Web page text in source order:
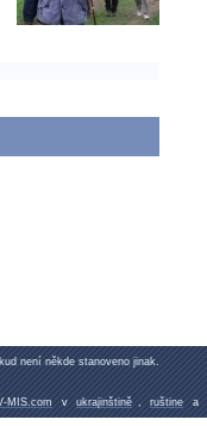
není někde stanoveno jinak.
MIS.com v ukrajinštině , ruštine a